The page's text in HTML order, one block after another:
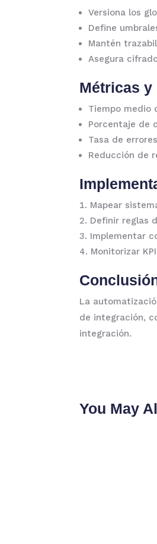
Versiona los
Define
Mantén
Asegura
Métricas y
Tiempo medio
Porcentaje de
Tasa de
Reducción de
Mapear
Definir reglas
Implementar
Monitorizar
La
de integración,
integración.
You May